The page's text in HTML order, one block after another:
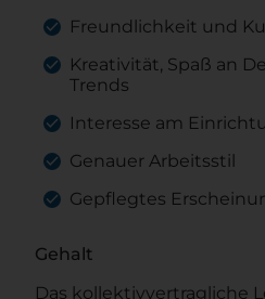
Freundlichkeit und
Kreativität, Spaß an
Trends
Interesse am
Genauer Arbeitsstil
Gepflegtes
Gehalt
Das kollektivvertragliche